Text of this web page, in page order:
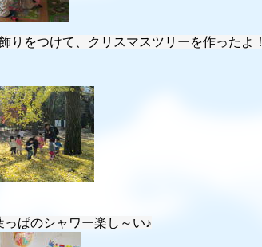
をつけて、クリスマスツリーを作ったよ！
ぱのシャワー楽し～い♪